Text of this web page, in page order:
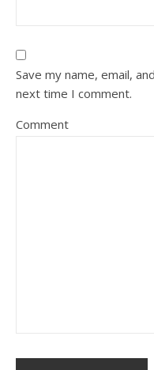
Save my name, email,
next time I comment.
Comment